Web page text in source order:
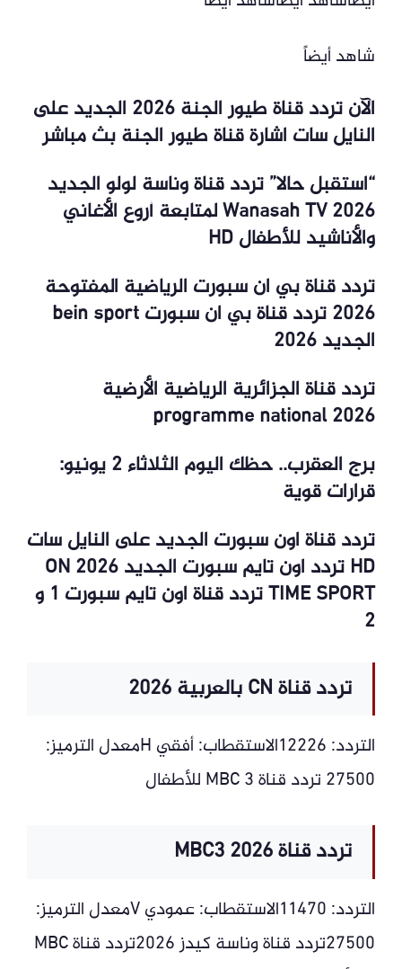
شاهد أيضاً
الآن تردد قناة طيور الجنة 2026 الجديد على
النايل سات اشارة قناة طيور الجنة بث مباشر
“استقبل حالا” تردد قناة وناسة لولو الجديد
2026 Wanasah TV لمتابعة أروع الأغاني
والأناشيد للأطفال HD
تردد قناة بي ان سبورت الرياضية المفتوحة
2026 تردد قناة بي ان سبورت bein sport
الجديد 2026
تردد قناة الجزائرية الرياضية الأرضية
programme national 2026
برج العقرب.. حظك اليوم الثلاثاء 2 يونيو:
قرارات قوية
تردد قناة اون سبورت الجديد على النايل سات
HD تردد اون تايم سبورت الجديد 2026 ON
TIME SPORT تردد قناة اون تايم سبورت 1 و
2
تردد قناة CN بالعربية 2026
التردد: 12226الاستقطاب: أفقي Hمعدل الترميز:
27500 تردد قناة MBC 3 للأطفال
تردد قناة MBC3 2026
التردد: 11470الاستقطاب: عمودي Vمعدل الترميز:
27500تردد قناة وناسة كيدز 2026تردد قناة MBC